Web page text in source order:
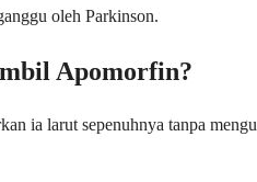
oleh Parkinson.
Apomorfin?
ia larut sepenuhnya tanpa